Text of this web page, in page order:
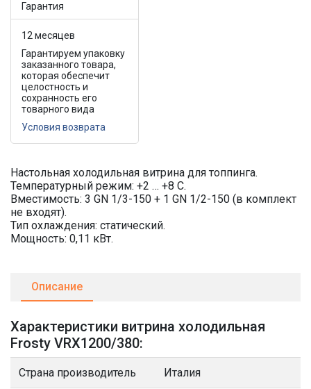
Гарантия
12 месяцев
Гарантируем упаковку
заказанного товара,
которая обеспечит
целостность и
сохранность его
товарного вида
Условия возврата
Настольная холодильная витрина для топпинга.
Температурный режим: +2 … +8 С.
Вместимость: 3 GN 1/3-150 + 1 GN 1/2-150 (в комплект
не входят).
Тип охлаждения: статический.
Мощность: 0,11 кВт.
Описание
Характеристики витрина холодильная
Frosty VRX1200/380:
Страна производитель Италия